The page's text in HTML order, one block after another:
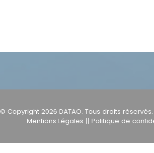
© Copyright 2026 DATAO. Tous droits
Mentions Légales || Politique de